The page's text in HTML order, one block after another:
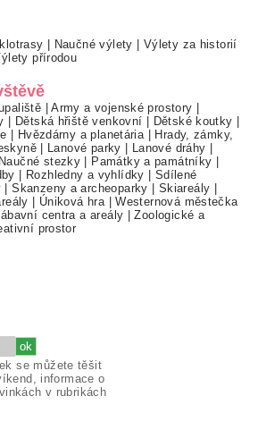
Naučné výlety
Výlety za historií
přírodou
|Army a vojenské prostory
Dětská hřiště venkovní Dětské koutky
Hvězdárny a planetária
Hrady, zámky,
| Lanové parky Lanové dráhy
Naučné stezky Památky a památníky
Rozhledny a vyhlídky
Sdílené
|Skanzeny a archeoparky Skiareály
Úniková hra |Westernová městečka
centra a areály |Zoologické a
prostor
se můžete těšit
informace o
v rubrikách